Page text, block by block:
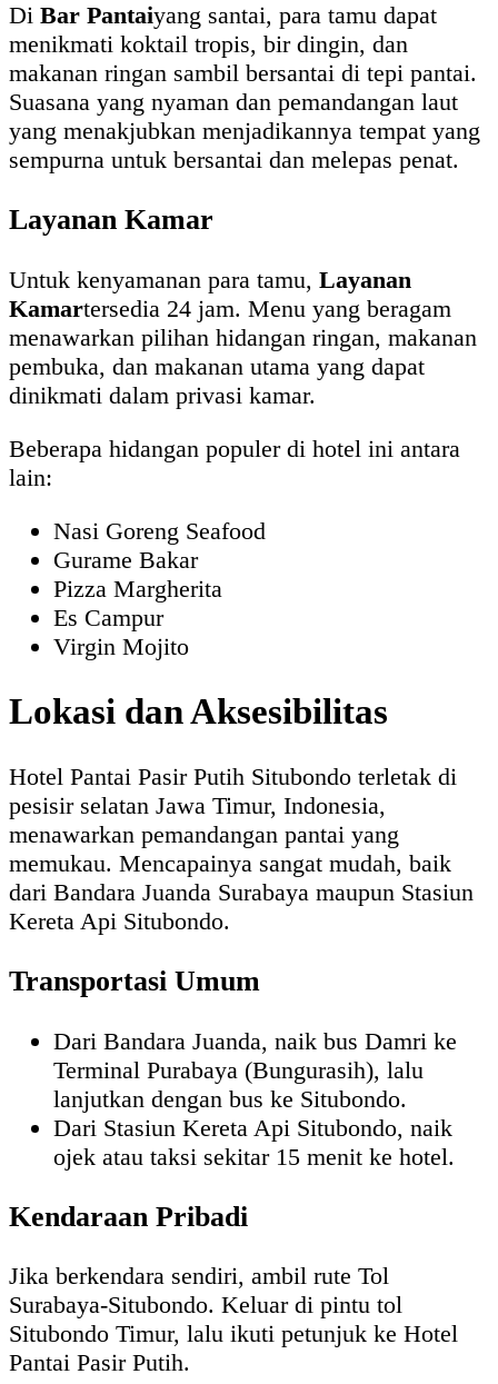
Di Bar Pantaiyang santai, para tamu dapat
menikmati koktail tropis, bir dingin, dan
makanan ringan sambil bersantai di tepi pantai.
Suasana yang nyaman dan pemandangan laut
yang menakjubkan menjadikannya tempat yang
sempurna untuk bersantai dan melepas penat.
Layanan Kamar
Untuk kenyamanan para tamu, Layanan
Kamartersedia 24 jam. Menu yang beragam
menawarkan pilihan hidangan ringan, makanan
pembuka, dan makanan utama yang dapat
dinikmati dalam privasi kamar.
Beberapa hidangan populer di hotel ini antara
lain:
Nasi Goreng Seafood
Gurame Bakar
Pizza Margherita
Es Campur
Virgin Mojito
Lokasi dan Aksesibilitas
Hotel Pantai Pasir Putih Situbondo terletak di
pesisir selatan Jawa Timur, Indonesia,
menawarkan pemandangan pantai yang
memukau. Mencapainya sangat mudah, baik
dari Bandara Juanda Surabaya maupun Stasiun
Kereta Api Situbondo.
Transportasi Umum
Dari Bandara Juanda, naik bus Damri ke
Terminal Purabaya (Bungurasih), lalu
lanjutkan dengan bus ke Situbondo.
Dari Stasiun Kereta Api Situbondo, naik
ojek atau taksi sekitar 15 menit ke hotel.
Kendaraan Pribadi
Jika berkendara sendiri, ambil rute Tol
Surabaya-Situbondo. Keluar di pintu tol
Situbondo Timur, lalu ikuti petunjuk ke Hotel
Pantai Pasir Putih.